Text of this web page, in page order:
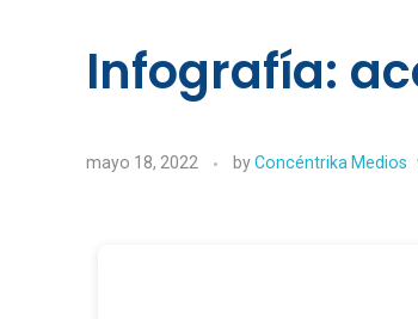
Infografía:
mayo 18, 2022 byConcéntrika Medios